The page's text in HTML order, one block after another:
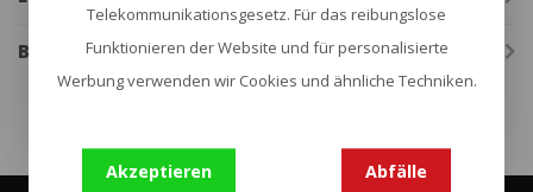
Bewertungen
Telekommunikationsgesetz. Für das reibungslose
Funktionieren der Website und für personalisierte
Werbung verwenden wir Cookies und ähnliche Techniken.
Akzeptieren Abfälle